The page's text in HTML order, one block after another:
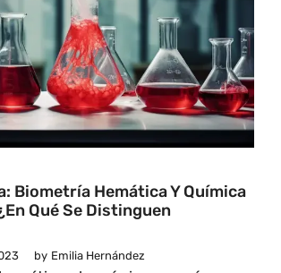
Biometría Hemática Y Química
Qué Se Distinguen
by Emilia Hernández